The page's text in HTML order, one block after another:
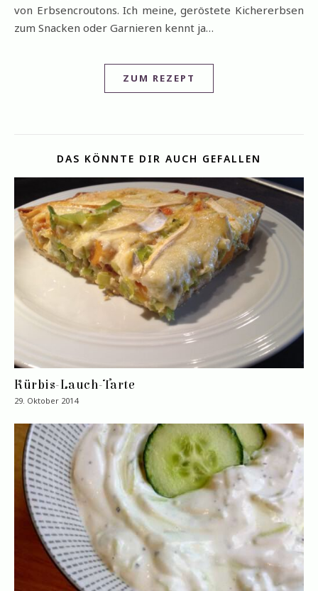
von Erbsencroutons. Ich meine, geröstete Kichererbsen
zum Snacken oder Garnieren kennt ja…
ZUM REZEPT
DAS KÖNNTE DIR AUCH GEFALLEN
Kürbis-Lauch-Tarte
29. Oktober 2014